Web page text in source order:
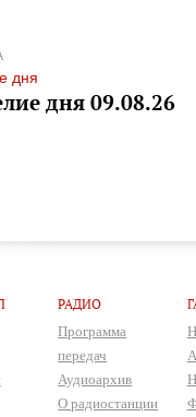
дня
дня 09.08.26
РАДИО
Программа
передач
Аудиоархив
О радиостанции